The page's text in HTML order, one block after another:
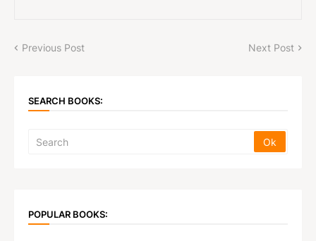
Previous Post Next Post
SEARCH BOOKS:
POPULAR BOOKS: